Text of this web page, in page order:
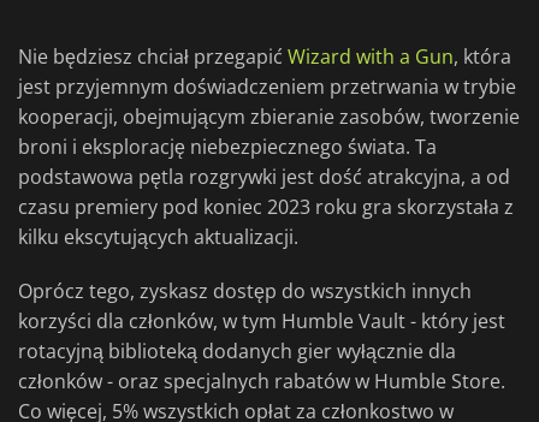
Nie będziesz chciał przegapić Wizard with a Gun, która
jest przyjemnym doświadczeniem przetrwania w trybie
kooperacji, obejmującym zbieranie zasobów, tworzenie
broni i eksplorację niebezpiecznego świata. Ta
podstawowa pętla rozgrywki jest dość atrakcyjna, a od
czasu premiery pod koniec 2023 roku gra skorzystała z
kilku ekscytujących aktualizacji.
Oprócz tego, zyskasz dostęp do wszystkich innych
korzyści dla członków, w tym Humble Vault - który jest
rotacyjną biblioteką dodanych gier wyłącznie dla
członków - oraz specjalnych rabatów w Humble Store.
Co więcej, 5% wszystkich opłat za członkostwo w